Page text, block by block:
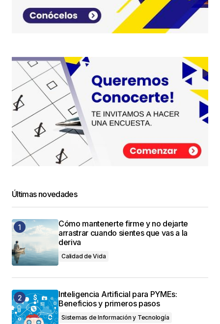
Últimas novedades
Cómo mantenerte firme y no dejarte
arrastrar cuando sientes que vas a la
deriva
Calidad de Vida
Inteligencia Artificial para PYMEs:
Beneficios y primeros pasos
Sistemas de Información y Tecnología